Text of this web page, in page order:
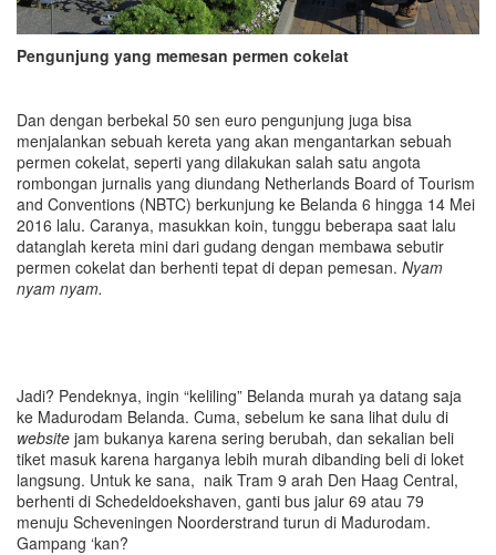
Pengunjung yang memesan permen cokelat
Dan dengan berbekal 50 sen euro pengunjung juga bisa
menjalankan sebuah kereta yang akan mengantarkan sebuah
permen cokelat, seperti yang dilakukan salah satu angota
rombongan jurnalis yang diundang Netherlands Board of Tourism
and Conventions (NBTC) berkunjung ke Belanda 6 hingga 14 Mei
2016 lalu. Caranya, masukkan koin, tunggu beberapa saat lalu
datanglah kereta mini dari gudang dengan membawa sebutir
permen cokelat dan berhenti tepat di depan pemesan. Nyam
nyam nyam.
Jadi? Pendeknya, ingin “keliling” Belanda murah ya datang saja
ke Madurodam Belanda. Cuma, sebelum ke sana lihat dulu di
website jam bukanya karena sering berubah, dan sekalian beli
tiket masuk karena harganya lebih murah dibanding beli di loket
langsung. Untuk ke sana, naik Tram 9 arah Den Haag Central,
berhenti di Schedeldoekshaven, ganti bus jalur 69 atau 79
menuju Scheveningen Noorderstrand turun di Madurodam.
Gampang ‘kan?